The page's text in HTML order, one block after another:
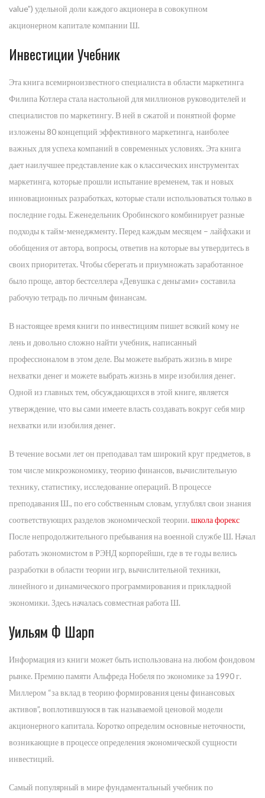
value”) удельной доли каждого акционера в совокупном
акционерном капитале компании Ш.
Инвестиции Учебник
Эта книга всемирноизвестного специалиста в области маркетинга
Филипа Котлера стала настольной для миллионов руководителей и
специалистов по маркетингу. В ней в сжатой и понятной форме
изложены 80 концепций эффективного маркетинга, наиболее
важных для успеха компаний в современных условиях. Эта книга
дает наилучшее представление как о классических инструментах
маркетинга, которые прошли испытание временем, так и новых
инновационных разработках, которые стали использоваться только в
последние годы. Еженедельник Оробинского комбинирует разные
подходы к тайм-менеджменту. Перед каждым месяцем – лайфхаки и
обобщения от автора, вопросы, ответив на которые вы утвердитесь в
своих приоритетах. Чтобы сберегать и приумножать заработанное
было проще, автор бестселлера «Девушка с деньгами» составила
рабочую тетрадь по личным финансам.
В настоящее время книги по инвестициям пишет всякий кому не
лень и довольно сложно найти учебник, написанный
профессионалом в этом деле. Вы можете выбрать жизнь в мире
нехватки денег и можете выбрать жизнь в мире изобилия денег.
Одной из главных тем, обсуждающихся в этой книге, является
утверждение, что вы сами имеете власть создавать вокруг себя мир
нехватки или изобилия денег.
В течение восьми лет он преподавал там широкий круг предметов, в
том числе микроэкономику, теорию финансов, вычислительную
технику, статистику, исследование операций. В процессе
преподавания Ш., по его собственным словам, углублял свои знания
соответствующих разделов экономической теории. школа форекс
После непродолжительного пребывания на военной службе Ш. Начал
работать экономистом в РЭНД корпорейшн, где в те годы велись
разработки в области теории игр, вычислительной техники,
линейного и динамического программирования и прикладной
экономики. Здесь началась совместная работа Ш.
Уильям Ф Шарп
Информация из книги может быть использована на любом фондовом
рынке. Премию памяти Альфреда Нобеля по экономике за 1990 г.
Миллером “за вклад в теорию формирования цены финансовых
активов”, воплотившуюся в так называемой ценовой модели
акционерного капитала. Коротко определим основные неточности,
возникающие в процессе определения экономической сущности
инвестиций.
Самый популярный в мире фундаментальный учебник по